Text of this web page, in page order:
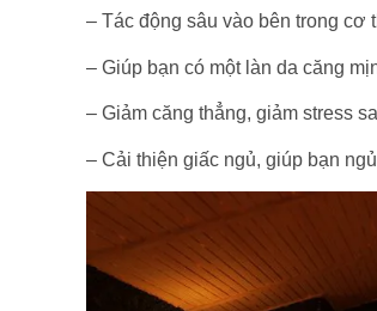
– Tác động sâu vào bên trong
– Giúp bạn có một làn da căng
– Giảm căng thẳng, giảm stress
– Cải thiện giấc ngủ, giúp bạn